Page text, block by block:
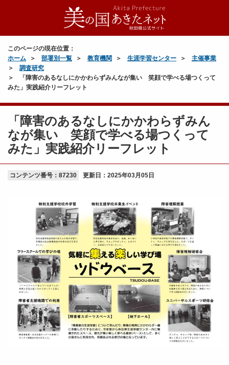
このページの現在位置：
ホーム
部署別一覧 教育機関 生涯学習センター
主催事業
調査研究
「障害のあるなしにかかわらずみんなが集い 笑顔で学べる場つくって
みた」実践紹介リーフレット
「障害のあるなしにかかわらずみん
なが集い 笑顔で学べる場つくって
みた」実践紹介リーフレット
コンテンツ番号：87230 更新日： 2025年03月05日